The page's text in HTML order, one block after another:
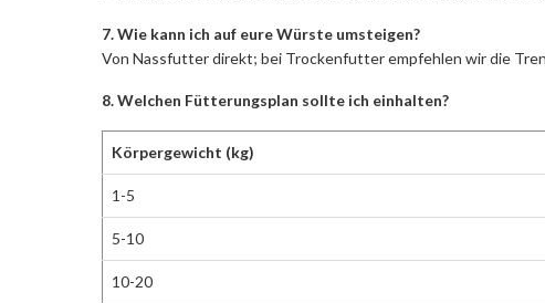
7. Wie kann ich auf eure Würste umsteigen?
Von Nassfutter direkt; bei Trockenfutter empfehlen wir die
8. Welchen Fütterungsplan sollte ich einhalten?
Körpergewicht (kg)
1-5
5-10
10-20